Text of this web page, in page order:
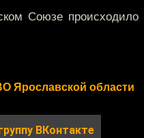
Союзе происходило
Ярославской области
ВКонтакте